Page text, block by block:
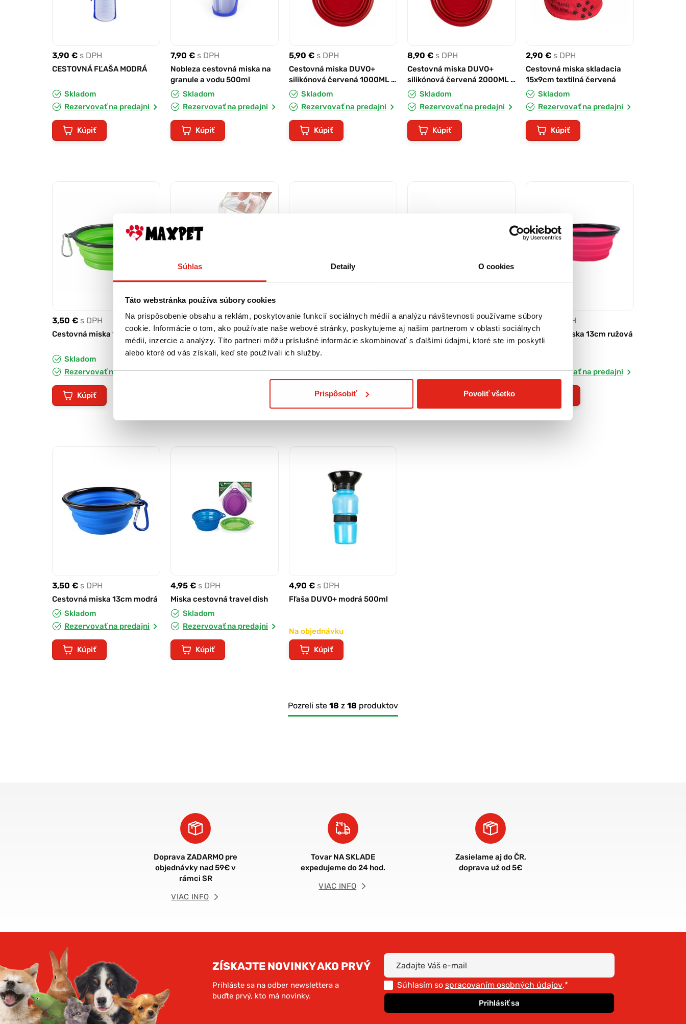
Súhlas Detaily O cookies
Táto webstránka používa súbory cookies
Na prispôsobenie obsahu a reklám, poskytovanie funkcií sociálnych médií a analýzu návštevnosti používame súbory
cookie. Informácie o tom, ako používate naše webové stránky, poskytujeme aj našim partnerom v oblasti sociálnych
médií, inzercie a analýzy. Títo partneri môžu príslušné informácie skombinovať s ďalšími údajmi, ktoré ste im poskytli
alebo ktoré od vás získali, keď ste používali ich služby.
Prispôsobiť Povoliť všetko
3,90 € s DPH
CESTOVNÁ FĽAŠA MODRÁ
Skladom
Rezervovať na predajni
Kúpiť
7,90 € s DPH
Nobleza cestovná miska na
granule a vodu 500ml
Skladom
Rezervovať na predajni
Kúpiť
5,90 € s DPH
Cestovná miska DUVO+
silikónová červená 1000ML -
18CMSkladom
Rezervovať na predajni
Kúpiť
8,90 € s DPH
Cestovná miska DUVO+
silikónová červená 2000ML -
22CMSkladom
Rezervovať na predajni
Kúpiť
2,90 € s DPH
Cestovná miska skladacia
15x9cm textilná červená
Skladom
Rezervovať na predajni
Kúpiť
3,50 € s DPH
Cestovná miska 13cm zelená
Skladom
Rezervovať na predajni
Kúpiť
2,90 € s DPH
Cestovná miska skladacia
15x9cm textilná modrá
Rezervovať na predajni
3,50 € s DPH
Cestovná miska 13cm
červená
Skladom
Rezervovať na predajni
Kúpiť
3,50 € s DPH
Cestovná miska 13cm žltá
Rezervovať na predajni
3,50 € s DPH
Cestovná miska 13cm ružová
Rezervovať na predajni
3,50 € s DPH
Cestovná miska 13cm modrá
Skladom
Rezervovať na predajni
Kúpiť
4,95 € s DPH
Miska cestovná travel dish
Skladom
Rezervovať na predajni
Kúpiť
4,90 € s DPH
Fľaša DUVO+ modrá 500ml
Na objednávku
Kúpiť
Pozreli ste 18 z 18 produktov
Doprava ZADARMO pre
objednávky nad 59€ v
rámci SR
VIAC INFO
Tovar NA SKLADE
expedujeme do 24 hod.
VIAC INFO
Zasielame aj do ČR,
doprava už od 5€
ZÍSKAJTE NOVINKY AKO PRVÝ
Prihláste sa na odber newslettera a
buďte prvý, kto má novinky.
Súhlasím so spracovaním osobných údajov.*
Prihlásiť sa